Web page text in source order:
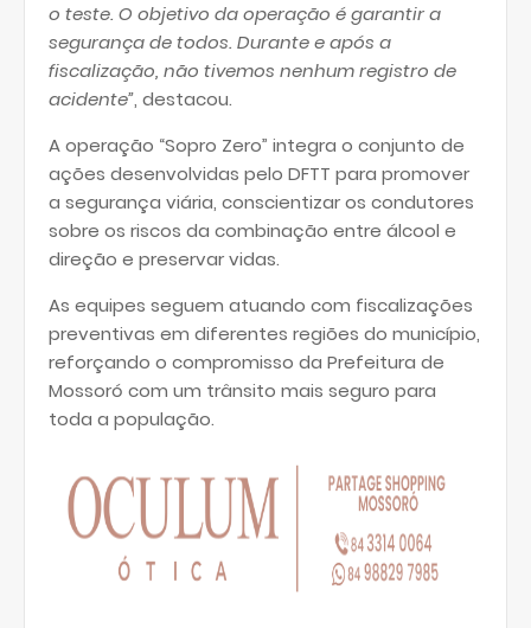
o teste. O objetivo da operação é garantir a
segurança de todos. Durante e após a
fiscalização, não tivemos nenhum registro de
acidente”, destacou.
A operação “Sopro Zero” integra o conjunto de
ações desenvolvidas pelo DFTT para promover
a segurança viária, conscientizar os condutores
sobre os riscos da combinação entre álcool e
direção e preservar vidas.
As equipes seguem atuando com fiscalizações
preventivas em diferentes regiões do município,
reforçando o compromisso da Prefeitura de
Mossoró com um trânsito mais seguro para
toda a população.